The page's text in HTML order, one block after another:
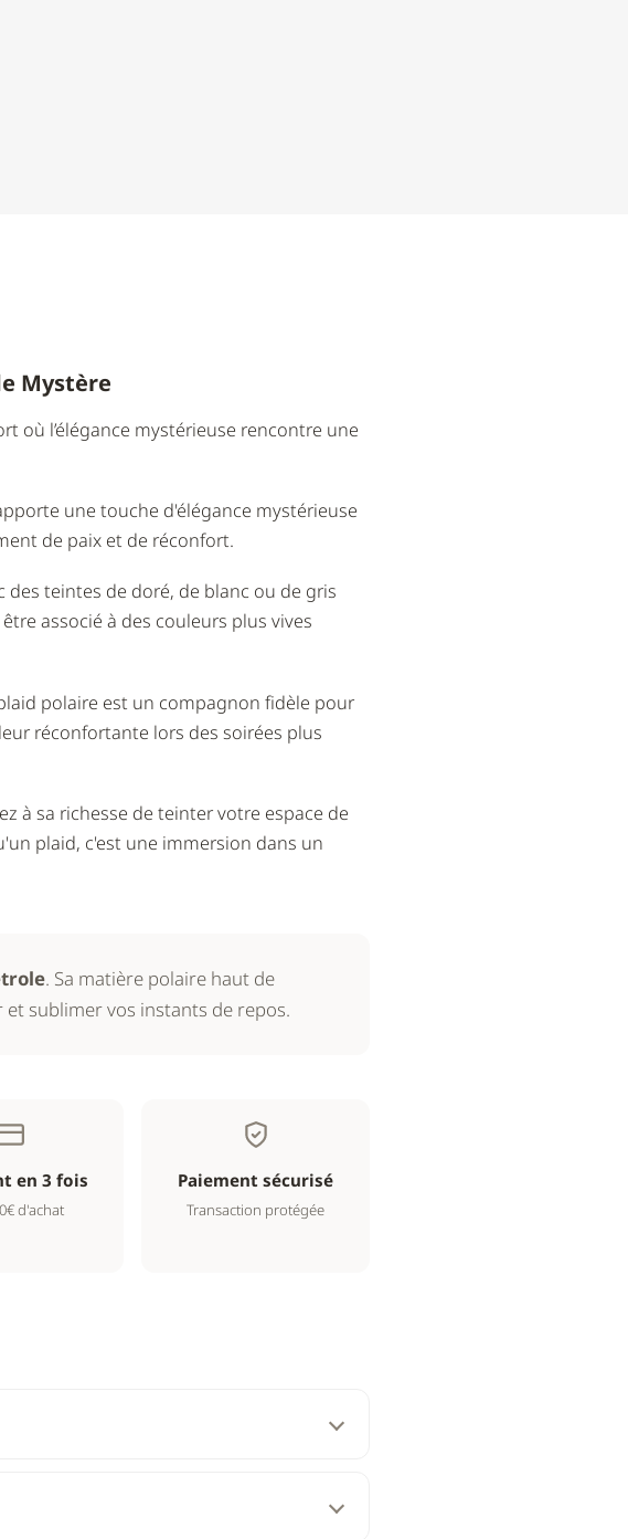
Mystère
où l’élégance mystérieuse rencontre une
une touche d'élégance mystérieuse
de paix et de réconfort.
teintes de doré, de blanc ou de gris
associé à des couleurs plus vives
polaire est un compagnon fidèle pour
réconfortante lors des soirées plus
à sa richesse de teinter votre espace de
plaid, c'est une immersion dans un
. Sa matière polaire haut de
sublimer vos instants de repos.
en 3 fois
d'achat
Paiement sécurisé
Transaction protégée